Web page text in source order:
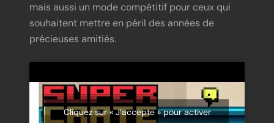
mais aussi un mode compétitif pour ceux qui
souhaitent mettre en péril des années de
précieuses amitiés.
Cliquez sur « J’accepte » pour activer